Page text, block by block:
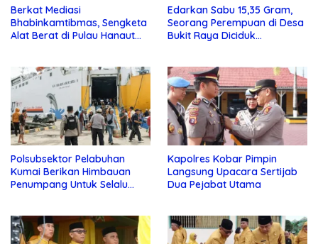
Berkat Mediasi
Bhabinkamtibmas, Sengketa
Alat Berat di Pulau Hanaut
Edarkan Sabu 15,35 Gram,
Seorang Perempuan di Desa
Bukit Raya Diciduk
Polsubsektor Pelabuhan
Kumai Berikan Himbauan
Penumpang Untuk Selalu
Kapolres Kobar Pimpin
Langsung Upacara Sertijab
Dua Pejabat Utama